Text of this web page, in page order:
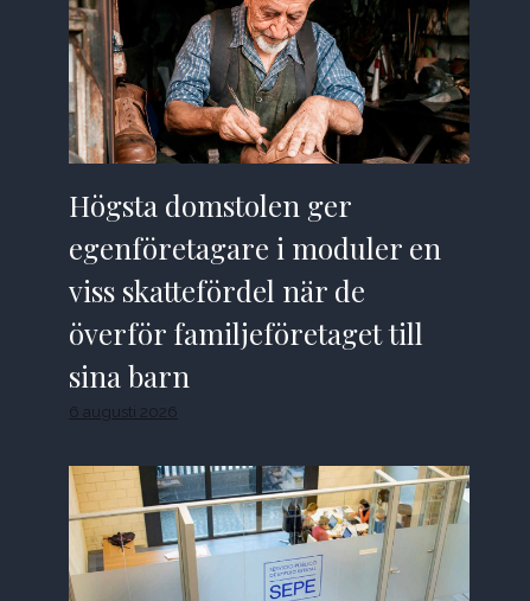
Högsta domstolen ger
egenföretagare i moduler en
viss skattefördel när de
överför familjeföretaget till
sina barn
6 augusti 2026